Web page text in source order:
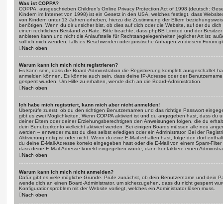
Was ist COPPA?
COPPA, ausgeschrieben Children’s Online Privacy Protection Act of 1998 (deutsch:
Kindern im Internet von 1998) ist ein Gesetz in den USA, welches festlegt, dass
von Kindern unter 13 Jahren erheben, hierzu die Zustimmung der Eltern
benötigen. Wenn du dir unsicher bist, ob dies auf dich oder die Website, auf der du
einen rechtlichen Beistand zu Rate. Bitte beachte, dass phpBB Limited und der
anbieten kann und nicht die Anlaufstelle für Rechtsangelegenheiten jeglicher Art ist;
soll ich mich wenden, falls es Beschwerden oder juristische Anfragen zu diesem Forum
Nach oben
Warum kann ich mich nicht registrieren?
Es kann sein, dass die Board-Administration die Registrierung komplett ausgeschaltet
anmelden können. Es könnte auch sein, dass deine IP-Adresse oder der
gesperrt wurden. Um Hilfe zu erhalten, wende dich an die Board-Administration.
Nach oben
Ich habe mich registriert, kann mich aber nicht anmelden!
Überprüfe zuerst, ob du den richtigen Benutzernamen und das richtige Passwort
gibt es zwei Möglichkeiten. Wenn COPPA aktiviert ist und du angegeben hast, dass du
deiner Eltern oder deiner Erziehungsberechtigten den Anweisungen folgen, die du
dein Benutzerkonto vielleicht aktiviert werden. Bei einigen Boards müssen alle neu
werden – entweder musst du dies selbst erledigen oder ein Administrator. Bei der
Aktivierung nötig ist oder nicht. Wenn du eine E-Mail erhalten hast, folge den dort
du deine E-Mail-Adresse korrekt eingegeben hast oder die E-Mail von einem Spam-
dass deine E-Mail-Adresse korrekt eingegeben wurde, dann kontaktiere einen
Nach oben
Warum kann ich mich nicht anmelden?
Dafür gibt es viele mögliche Gründe. Prüfe zunächst, ob dein Benutzername und dein
wende dich an einen Board-Administrator, um sicherzugehen, dass du nicht gesperrt
Konfigurationsproblem mit der Website vorliegt, welches ein Administrator lösen muss.
Nach oben